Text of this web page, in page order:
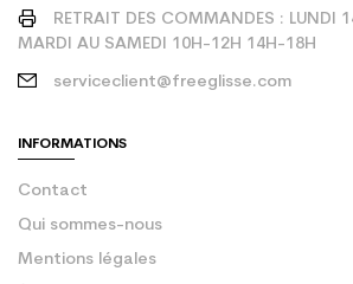
RETRAIT DES COMMANDES : LUNDI
MARDI AU SAMEDI 10H-12H 14H-18H
serviceclient@freeglisse.com
INFORMATIONS
Contact
Qui sommes-nous
Mentions légales